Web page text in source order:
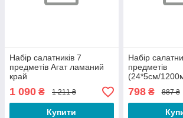
Набір салатників 7
предметів Агат ламаний
край
(16*6,5см/700мл-1шт;13*6см/350мл-6шт)
із золотим кантом 9292-2
S&T
1 090 ₴ 1 211 ₴
Купити
Набір
предметів
(24*5см/
із золотим
S&T
798₴ 887 ₴